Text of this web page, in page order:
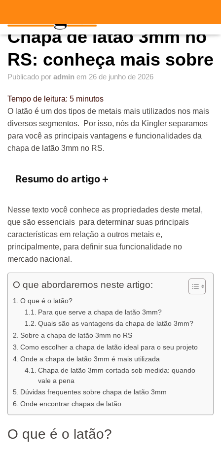
A
L
T
R
A
E
Chapa de latão 3mm no
RS: conheça mais sobre
Publicado por admin em 26 de junho de 2026
Tempo de leitura: 5 minutos
O latão é um dos tipos de metais mais utilizados nos mais
diversos segmentos. Por isso, nós da Kingler separamos
para você as principais vantagens e funcionalidades da
chapa de latão 3mm no RS.
Resumo do artigo＋
Nesse texto você conhece as propriedades deste metal,
que são essenciais para determinar suas principais
características em relação a outros metais e,
principalmente, para definir sua funcionalidade no
mercado nacional.
O que abordaremos neste artigo:
O que é o latão?
Para que serve a chapa de latão 3mm?
Quais são as vantagens da chapa de latão 3mm?
Sobre a chapa de latão 3mm no RS
Como escolher a chapa de latão ideal para o seu projeto
Onde a chapa de latão 3mm é mais utilizada
Chapa de latão 3mm cortada sob medida: quando
vale a pena
Dúvidas frequentes sobre chapa de latão 3mm
Onde encontrar chapas de latão
O que é o latão?